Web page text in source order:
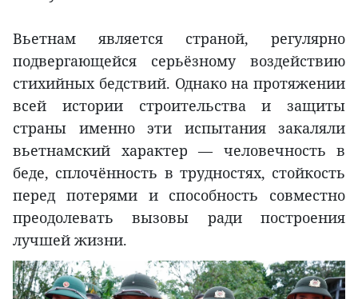
Вьетнам является страной, регулярно
подвергающейся серьёзному воздействию
стихийных бедствий. Однако на протяжении
всей истории строительства и защиты
страны именно эти испытания закаляли
вьетнамский характер — человечность в
беде, сплочённость в трудностях, стойкость
перед потерями и способность совместно
преодолевать вызовы ради построения
лучшей жизни.